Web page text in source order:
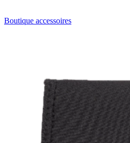
Boutique accessoires